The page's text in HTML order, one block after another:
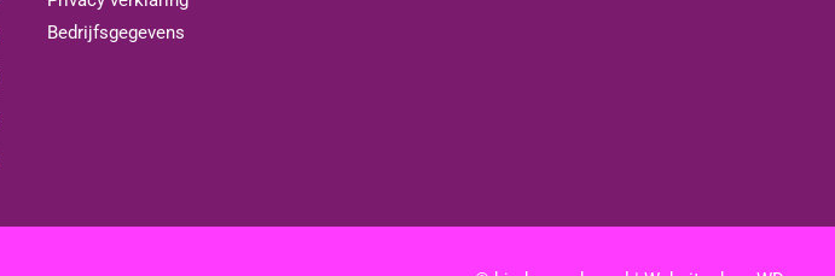
Bedrijfsgegevens